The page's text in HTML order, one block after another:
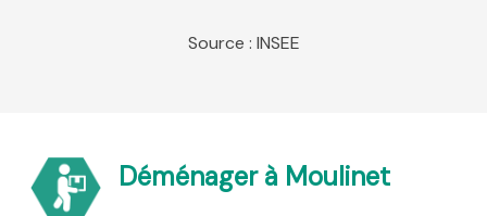
Source : INSEE
Déménager à Moulinet